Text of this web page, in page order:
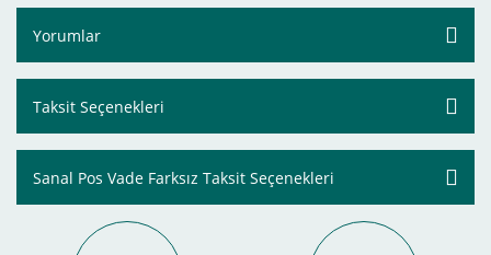
Yorumlar
Taksit Seçenekleri
Sanal Pos Vade Farksız Taksit Seçenekleri